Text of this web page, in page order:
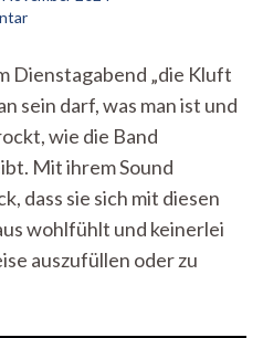
zu
zelebrieren
–
Strahlemann
überbrückt
sie
mit
Dienstagabend „die Kluft
sein darf, was man ist und
wie die Band
Mit ihrem Sound
dass sie sich mit diesen
wohlfühlt und keinerlei
auszufüllen oder zu